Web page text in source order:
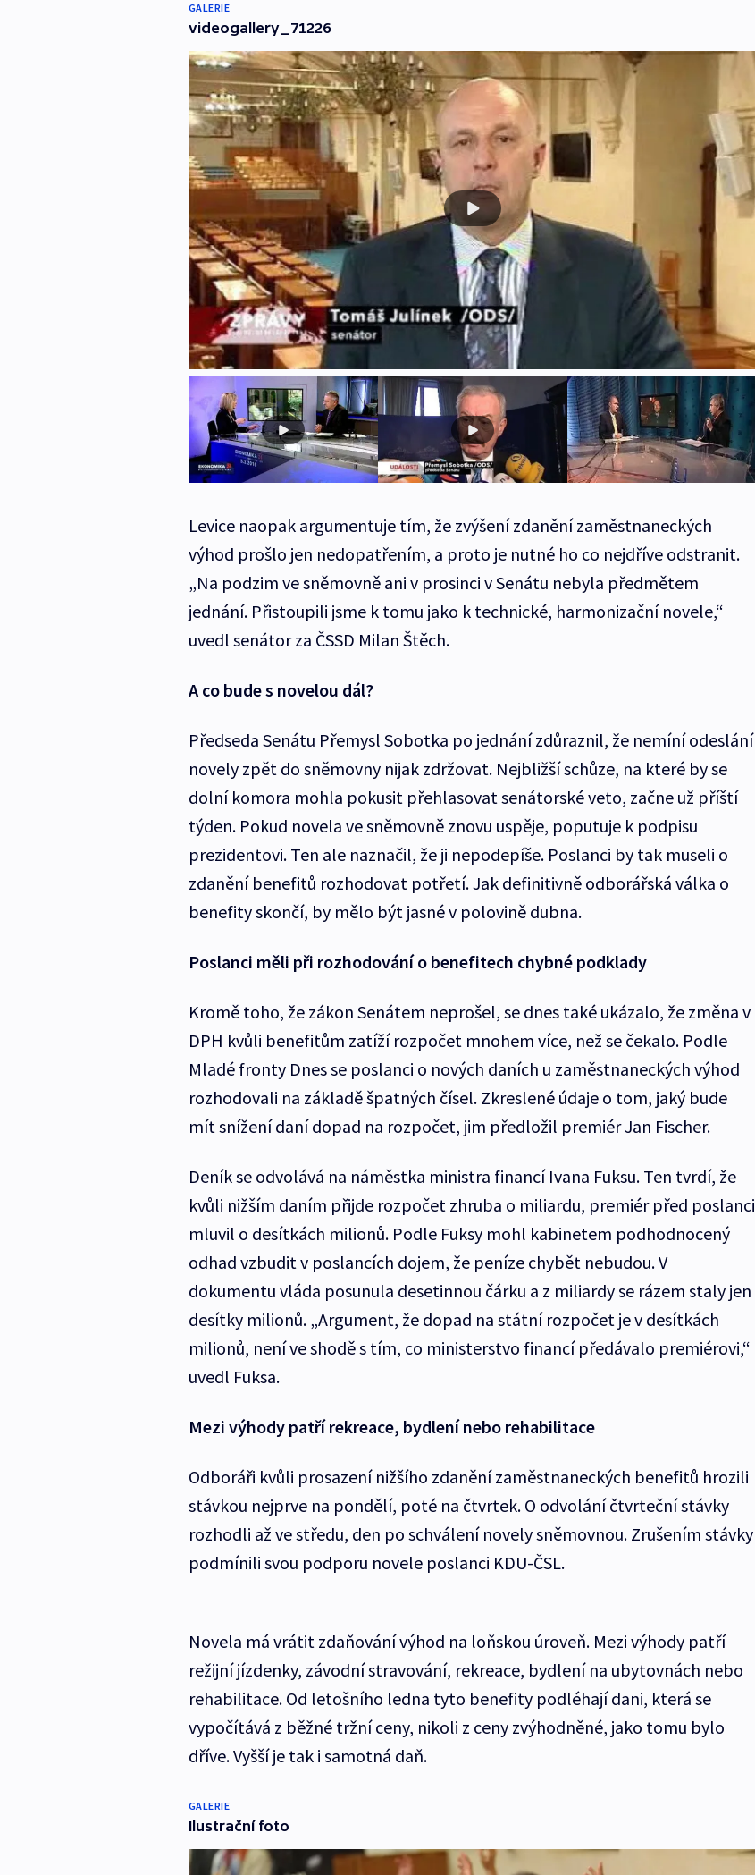
GALERIE
videogallery_71226
Levice naopak argumentuje tím, že zvýšení zdanění zaměstnaneckých
výhod prošlo jen nedopatřením, a proto je nutné ho co nejdříve odstranit.
„Na podzim ve sněmovně ani v prosinci v Senátu nebyla předmětem
jednání. Přistoupili jsme k tomu jako k technické, harmonizační novele,“
uvedl senátor za ČSSD Milan Štěch.
A co bude s novelou dál?
Předseda Senátu Přemysl Sobotka po jednání zdůraznil, že nemíní odeslání
novely zpět do sněmovny nijak zdržovat. Nejbližší schůze, na které by se
dolní komora mohla pokusit přehlasovat senátorské veto, začne už příští
týden. Pokud novela ve sněmovně znovu uspěje, poputuje k podpisu
prezidentovi. Ten ale naznačil, že ji nepodepíše. Poslanci by tak museli o
zdanění benefitů rozhodovat potřetí. Jak definitivně odborářská válka o
benefity skončí, by mělo být jasné v polovině dubna.
Poslanci měli při rozhodování o benefitech chybné podklady
Kromě toho, že zákon Senátem neprošel, se dnes také ukázalo, že změna v
DPH kvůli benefitům zatíží rozpočet mnohem více, než se čekalo. Podle
Mladé fronty Dnes se poslanci o nových daních u zaměstnaneckých výhod
rozhodovali na základě špatných čísel. Zkreslené údaje o tom, jaký bude
mít snížení daní dopad na rozpočet, jim předložil premiér Jan Fischer.
Deník se odvolává na náměstka ministra financí Ivana Fuksu. Ten tvrdí, že
kvůli nižším daním přijde rozpočet zhruba o miliardu, premiér před poslanci
mluvil o desítkách milionů. Podle Fuksy mohl kabinetem podhodnocený
odhad vzbudit v poslancích dojem, že peníze chybět nebudou. V
dokumentu vláda posunula desetinnou čárku a z miliardy se rázem staly jen
desítky milionů. „Argument, že dopad na státní rozpočet je v desítkách
milionů, není ve shodě s tím, co ministerstvo financí předávalo premiérovi,“
uvedl Fuksa.
Mezi výhody patří rekreace, bydlení nebo rehabilitace
Odboráři kvůli prosazení nižšího zdanění zaměstnaneckých benefitů hrozili
stávkou nejprve na pondělí, poté na čtvrtek. O odvolání čtvrteční stávky
rozhodli až ve středu, den po schválení novely sněmovnou. Zrušením stávky
podmínili svou podporu novele poslanci KDU-ČSL.
Novela má vrátit zdaňování výhod na loňskou úroveň. Mezi výhody patří
režijní jízdenky, závodní stravování, rekreace, bydlení na ubytovnách nebo
rehabilitace. Od letošního ledna tyto benefity podléhají dani, která se
vypočítává z běžné tržní ceny, nikoli z ceny zvýhodněné, jako tomu bylo
dříve. Vyšší je tak i samotná daň.
GALERIE
Ilustrační foto